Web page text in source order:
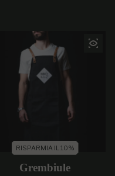
RISPARMIA IL 10%
Grembiule